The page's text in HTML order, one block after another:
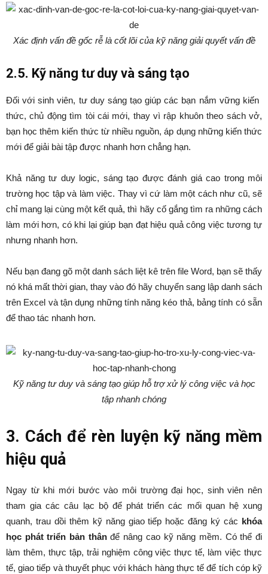
Xác định vấn đề gốc rễ là cốt lõi của kỹ năng giải quyết vấn đề
2.5. Kỹ năng tư duy và sáng tạo
Đối với sinh viên, tư duy sáng tạo giúp các bạn nắm vững kiến ​​
thức, chủ động tìm tòi cái mới, thay vì rập khuôn theo sách vở,
bạn học thêm kiến thức từ nhiều nguồn, áp dụng những kiến thức
mới để giải bài tập được nhanh hơn chẳng hạn.
Khả năng tư duy logic, sáng tạo được đánh giá cao trong môi
trường học tập và làm việc. Thay vì cứ làm một cách như cũ, sẽ
chỉ mang lại cùng một kết quả, thì hãy cố gắng tìm ra những cách
làm mới hơn, có khi lại giúp bạn đạt hiệu quả công việc tương tự
nhưng nhanh hơn.
Nếu bạn đang gõ một danh sách liệt kê trên file Word, bạn sẽ thấy
nó khá mất thời gian, thay vào đó hãy chuyển sang lập danh sách
trên Excel và tận dụng những tính năng kéo thả, bảng tính có sẵn
để thao tác nhanh hơn.
Kỹ năng tư duy và sáng tạo giúp hỗ trợ xử lý công việc và học
tập nhanh chóng
3. Cách để rèn luyện kỹ năng mềm
hiệu quả
Ngay từ khi mới bước vào môi trường đại học, sinh viên nên
tham gia các câu lạc bộ để phát triển các mối quan hệ xung
quanh, trau dồi thêm kỹ năng giao tiếp hoặc đăng ký các khóa
học phát triển bản thânđể nâng cao kỹ năng mềm. Có thể đi
làm thêm, thực tập, trải nghiệm công việc thực tế, làm việc thực
tế, giao tiếp và thuyết phục với khách hàng thực tế để tích cóp kỹ